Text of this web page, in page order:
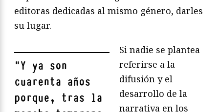
editoras dedicadas al mismo género, darles
su lugar.
"Y ya son
cuarenta años
porque, tras la
Si nadie se plantea
referirse a la
difusión y el
desarrollo de la
narrativa en los